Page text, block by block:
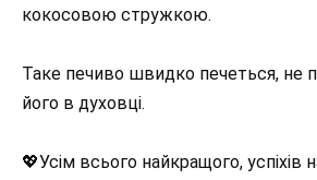
кокосовою стружкою.
Таке печиво швидко печеться, не
його в духовці.
💖Усім всього найкращого, успіхів